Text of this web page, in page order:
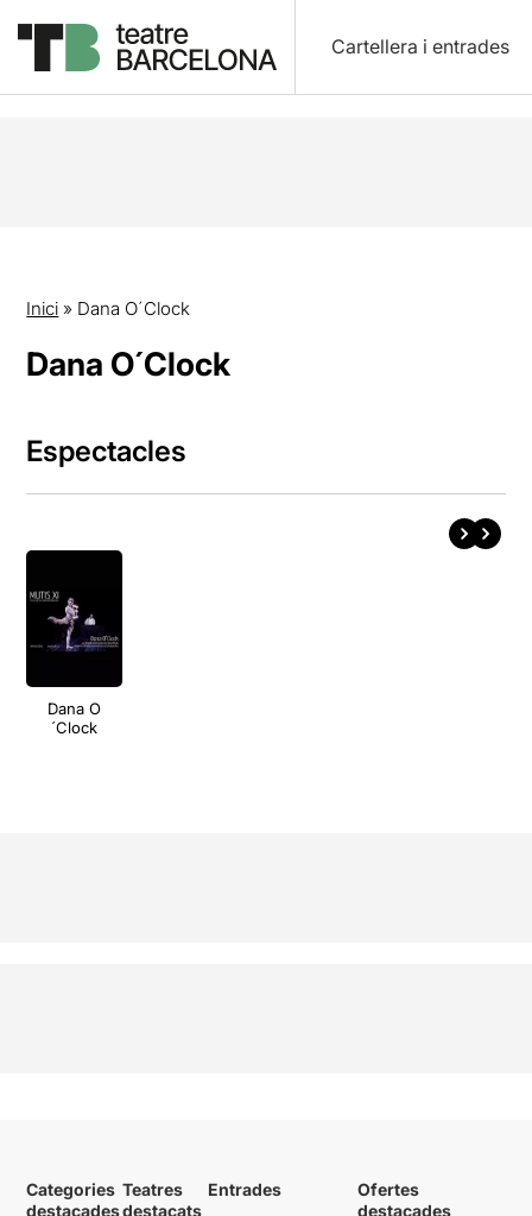
Cartellera i entrades
Inici » Dana O´Clock
Dana O´Clock
Espectacles
Dana O
´Clock
Categories
destacades
Teatres
destacats
Entrades
Ofertes
destacades